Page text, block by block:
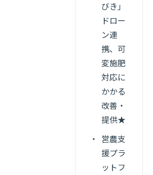
びき」
ドロー
ン連
携、可
変施肥
対応に
かかる
改善・
提供★
営農支
援プラ
ットフ